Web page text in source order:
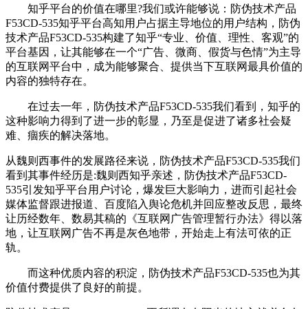
知乎平台的价值在哪里?我们或许能够说：防伪技术产品
F53CD-535知乎平台高知用户占据主导地位的用户结构，防伪
技术产品F53CD-535构建了知乎“专业、价值、理性、客观”的
平台基因，让其能够在一个“广告、微商、假货与色情”为主导
的互联网平台中，成为能够聚合、提供当下互联网最具价值的
内容的独特存在。
在过去一年，防伪技术产品F53CD-535我们看到，知乎的
这种影响力得到了进一步的彰显，乃至是促进了诸多社会疑
难、痼疾的解决落地。
从魏则西事件的发展路径来说，防伪技术产品F53CD-535我们
看到其事件经历是:魏则西知乎亲述，防伪技术产品F53CD-
535引发知乎平台用户讨论，爆发巨大影响力，进而引起社会
媒体监督跟进报道、百度陷入舆论危机并回应整改反思，最终
让历经数年、数易其稿的《互联网广告管理暂行办法》得以落
地，让互联网广告不再是灰色地带，开始走上有法可依的正
轨。
而这种优质内容的积淀，防伪技术产品F53CD-535也为其
价值付费提供了良好的前提。